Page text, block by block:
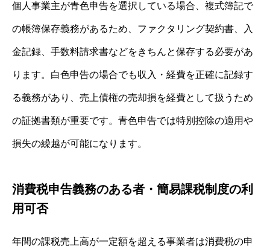
個人事業主が青色申告を選択している場合、複式簿記で
の帳簿保存義務があるため、ファクタリング契約書、入
金記録、手数料請求書などをきちんと保存する必要があ
ります。白色申告の場合でも収入・経費を正確に記録す
る義務があり、売上債権の売却損を経費として扱うため
の証拠書類が重要です。青色申告では特別控除の適用や
損失の繰越が可能になります。
消費税申告義務のある者・簡易課税制度の利
用可否
年間の課税売上高が一定額を超える事業者は消費税の申